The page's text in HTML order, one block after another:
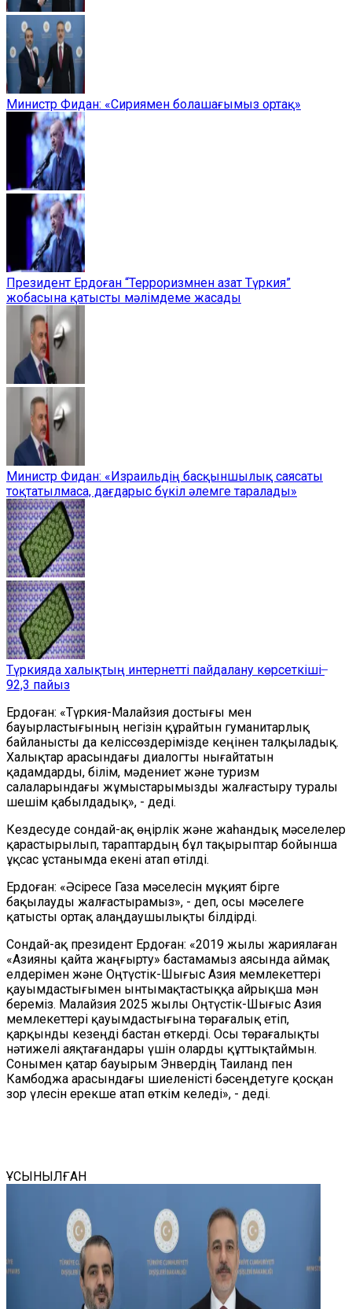
Министр Фидан: «Сириямен болашағымыз ортақ»
Президент Ердоған “Терроризмнен азат Түркия”
жобасына қатысты мәлімдеме жасады
Министр Фидан: «Израильдің басқыншылық саясаты
тоқтатылмаса, дағдарыс бүкіл әлемге таралады»
Түркияда халықтың интернетті пайдалану көрсеткіші ̶
92,3 пайыз
Ердоған: «Түркия-Малайзия достығы мен
бауырластығының негізін құрайтын гуманитарлық
байланысты да келіссөздерімізде кеңінен талқыладық.
Халықтар арасындағы диалогты нығайтатын
қадамдарды, білім, мәдениет және туризм
салаларындағы жұмыстарымызды жалғастыру туралы
шешім қабылдадық», - деді.
Кездесуде сондай-ақ өңірлік және жаһандық мәселелер
қарастырылып, тараптардың бұл тақырыптар бойынша
ұқсас ұстанымда екені атап өтілді.
Ердоған: «Әсіресе Газа мәселесін мұқият бірге
бақылауды жалғастырамыз», - деп, осы мәселеге
қатысты ортақ алаңдаушылықты білдірді.
Сондай-ақ президент Ердоған: «2019 жылы жариялаған
«Азияны қайта жаңғырту» бастамамыз аясында аймақ
елдерімен және Оңтүстік-Шығыс Азия мемлекеттері
қауымдастығымен ынтымақтастыққа айрықша мән
береміз. Малайзия 2025 жылы Оңтүстік-Шығыс Азия
мемлекеттері қауымдастығына төрағалық етіп,
қарқынды кезеңді бастан өткерді. Осы төрағалықты
нәтижелі аяқтағандары үшін оларды құттықтаймын.
Сонымен қатар бауырым Энвердің Таиланд пен
Камбоджа арасындағы шиеленісті бәсеңдетуге қосқан
зор үлесін ерекше атап өткім келеді», - деді.
ҰСЫНЫЛҒАН